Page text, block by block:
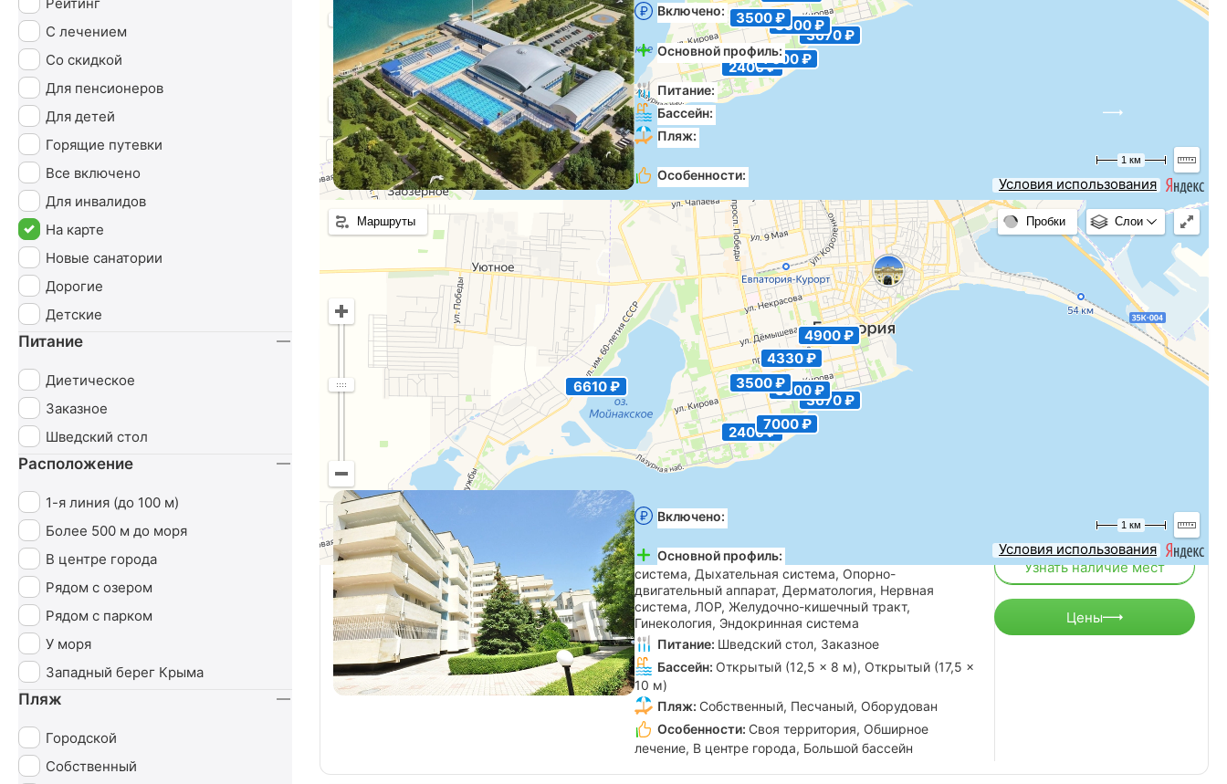
Условия использования
1 км
3670 ₽
2400 ₽
6610 ₽
2960 ₽
7000 ₽
3300 ₽
3500 ₽
Условия использования
Маршруты Пробки Слои
1 км
4330 ₽
3670 ₽
2400 ₽
6610 ₽
4900 ₽
2960 ₽
7000 ₽
3300 ₽
3500 ₽
Включено: Лечение, питание, проживание,
бассейн
Основной профиль: Опорно-двигательный
аппарат, Нервная система, Дыхательная система
Питание: Заказное
Бассейн:
Пляж:
Особенности:
Большой бассейн
Покупать путевку у нас выгодно и безопасно
Бесплатный трансфер до санатория
Прямое бронирование без комиссии
Оплата по заезду и бесплатная отмена брони
Скидка 20% на экскурсии по Кавказу
Включено:
Основной профиль:
система, Дыхательная система, Опорно-
двигательный аппарат, Дерматология, Нервная
система, ЛОР, Желудочно-кишечный тракт,
Гинекология, Эндокринная система
Питание: Шведский стол, Заказное
Бассейн: Открытый (12,5 × 8 м), Открытый (17,5 ×
10 м)
Пляж: Собственный, Песчаный, Оборудован
Особенности: Своя территория, Обширное
лечение, В центре города, Большой бассейн
Есть свободные номера
(Отзывов: 3)
Узнать наличие мест
Цены
С лечением
Со скидкой
Для пенсионеров
Для детей
Горящие путевки
Все включено
Для инвалидов
На карте
Новые санатории
Дорогие
Детские
Питание
Диетическое
Заказное
Шведский стол
Расположение
1-я линия (до 100 м)
Более 500 м до моря
В центре города
Рядом с озером
Рядом с парком
У моря
Западный берег Крыма
Пляж
Городской
Собственный